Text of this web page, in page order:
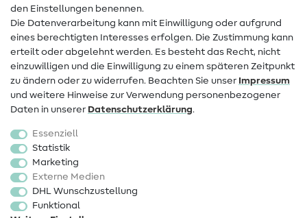
FAQ
Widerrufsrecht
Beliebt
Stoffe
Sale
Schnittmuster
den Einstellungen benennen.
Die Datenverarbeitung kann mit Einwilligung oder aufgrund
eines berechtigten Interesses erfolgen. Die Zustimmung kann
erteilt oder abgelehnt werden. Es besteht das Recht, nicht
einzuwilligen und die Einwilligung zu einem späteren Zeitpunkt
zu ändern oder zu widerrufen. Beachten Sie unser Impressum
und weitere Hinweise zur Verwendung personenbezogener
Daten in unserer Daten­schutz­erklärung.
Essenziell
Statistik
Marketing
Externe Medien
DHL Wunschzustellung
Funktional